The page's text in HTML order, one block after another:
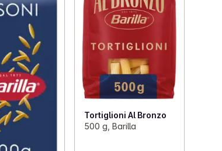
Tortiglioni Al Bronzo
500 g, Barilla